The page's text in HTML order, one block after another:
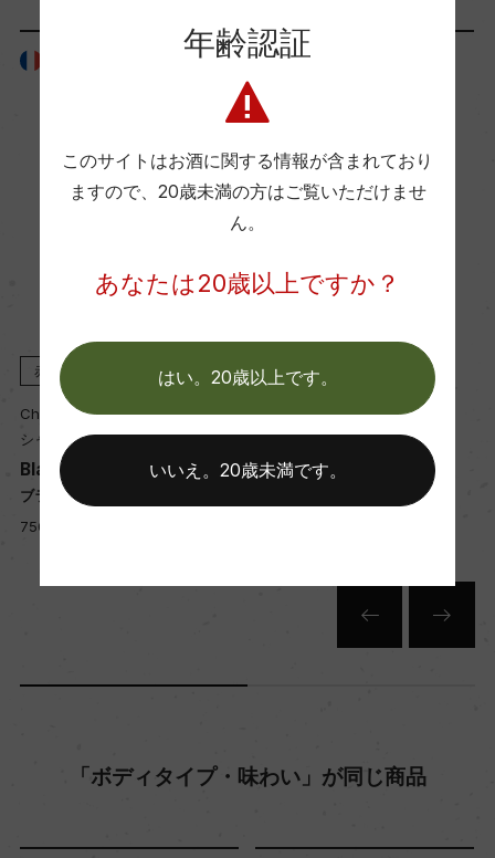
醗酵：ー
熟成：ー
年間生産量
125000
栽培面積
ー
赤
Chateau d'Issan
シャトー・ディッサン
Chateau d'Issan
シャトー・ディッサン
赤
Chateau d'Issan
シャトー・ディッサン
Chateau d'Issan
シャトー・ディッサン
「ボディタイプ・味わい」が同じ商品
年齢認証
このサイトはお酒に関する情報が含まれており
ますので、 20歳未満の方はご覧いただけませ
ん。
あなたは20歳以上ですか？
はい。20歳以上です。
いいえ。20歳未満です。